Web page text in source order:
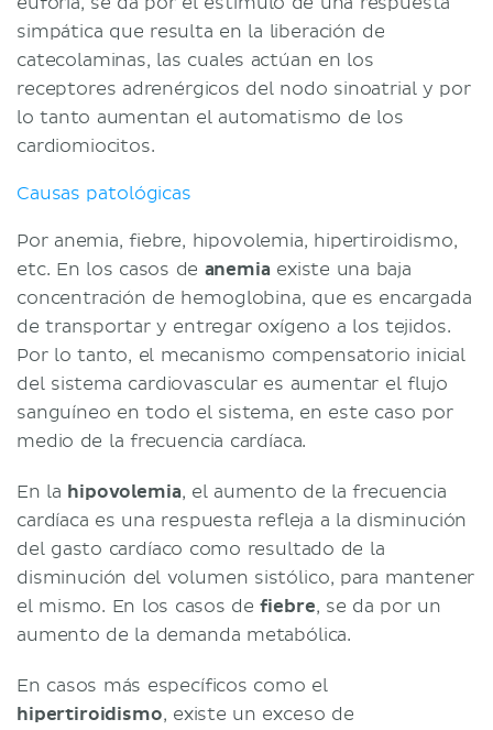
simpática que resulta en la liberación de
catecolaminas, las cuales actúan en los
receptores adrenérgicos del nodo sinoatrial y por
lo tanto aumentan el automatismo de los
cardiomiocitos.
Causas patológicas
Por anemia, fiebre, hipovolemia, hipertiroidismo,
etc. En los casos de anemia existe una baja
concentración de hemoglobina, que es encargada
de transportar y entregar oxígeno a los tejidos.
Por lo tanto, el mecanismo compensatorio inicial
del sistema cardiovascular es aumentar el flujo
sanguíneo en todo el sistema, en este caso por
medio de la frecuencia cardíaca.
En la hipovolemia, el aumento de la frecuencia
cardíaca es una respuesta refleja a la disminución
del gasto cardíaco como resultado de la
disminución del volumen sistólico, para mantener
el mismo. En los casos defiebre, se da por un
aumento de la demanda metabólica.
En casos más específicos como el
hipertiroidismo, existe un exceso de